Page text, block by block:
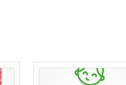
фасовки 150 – 170 тонн
возможность